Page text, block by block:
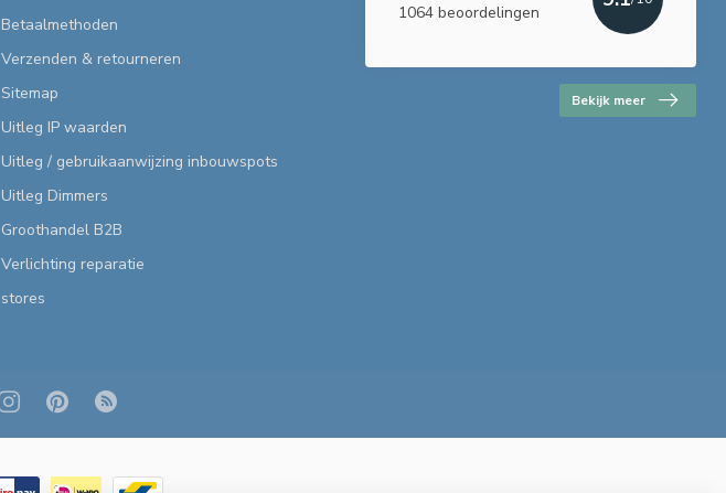
Betaalmethoden
Verzenden & retourneren
Sitemap
Uitleg IP waarden
Uitleg / gebruikaanwijzing inbouwspots
Uitleg Dimmers
Groothandel B2B
Verlichting reparatie
stores
1064 beoordelingen
Bekijk meer